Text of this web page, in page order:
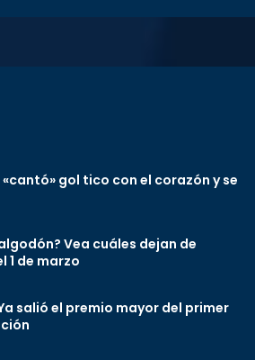
gol tico con el corazón y se
Vea cuáles dejan de
1 de marzo
salió el premio mayor del primer